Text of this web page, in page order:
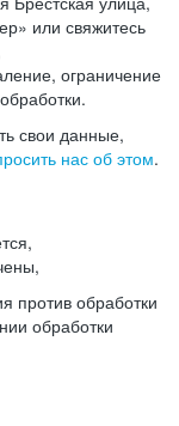
или свяжитесь
ограничение
свои данные,
нас об этом.
против обработки
обработки